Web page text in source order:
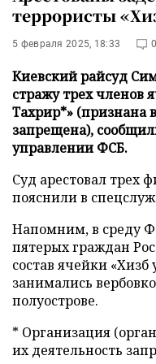
террористы
5 февраля 2025, 18:33 0
Киевский райсуд
стражу трех членов
Тахрир*» (признана
запрещена),
управлении ФСБ.
Суд арестовал трех
пояснили в
Напомним, в среду
пятерых граждан
состав ячейки
занимались
полуострове.
* Организация
их деятельность